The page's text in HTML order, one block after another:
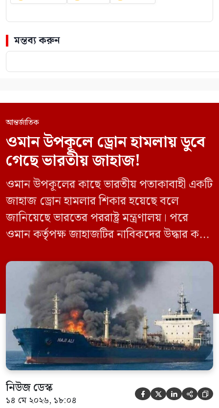
মন্তব্য করুন
আন্তর্জাতিক
ওমান উপকূলে ড্রোন হামলায় ডুবে
গেছে ভারতীয় জাহাজ!
ওমান উপকূলের কাছে ভারতীয় পতাকাবাহী একটি
জাহাজ ড্রোন হামলার শিকার হয়েছে বলে
জানিয়েছে ভারতের পররাষ্ট্র মন্ত্রণালয়। পরে
ওমান কর্তৃপক্ষ জাহাজটির নাবিকদের উদ্ধার করে
পর সাগরে পুরোপুরি ডুবে যায় ওই জাহাজটি।
‘এমএসভি হাজি আলি’ (Haji Ali) নামের
কার্গো শিপের উপর এই হামলার ঘটনায় তীব্র
উদ্বেগ প্রকাশ করেছে নয়াদিল্লি। প্রাথমিক […]
নিউজ ডেস্ক
১৪ মে ২০২৬, ১৮:০৪     